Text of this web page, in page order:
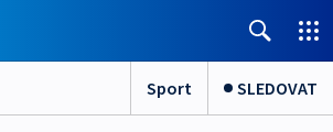
Sport SLEDOVAT